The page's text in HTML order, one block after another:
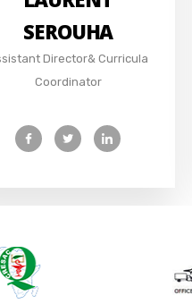
SEROUHA
Director& Curricula
Coordinator